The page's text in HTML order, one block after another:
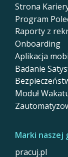
Strona
Program
Raporty z
Onboarding
Aplikacja
Badanie
Moduł
Marki naszej
pracuj.pl